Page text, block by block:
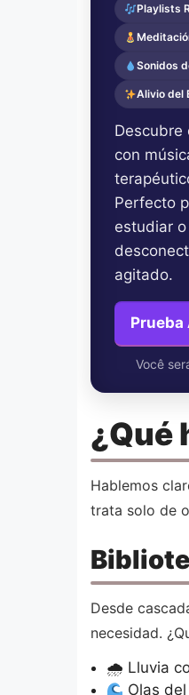
Playlists
Sonidos
Alivio del
Descubre
con
Perfecto
estudiar
agitado.
Prueba
Você
¿Qué
Hablemos
trata solo de
Desde
necesidad.
🌧 Lluvia
Olas